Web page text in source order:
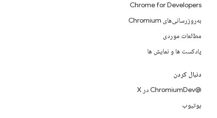
Chrome for Developers
به‌روزرسانی‌های Chromium
مطالعات موردی
پادکست ها و نمایش ها
دنبال کردن
@ChromiumDev در X
یوتیوب